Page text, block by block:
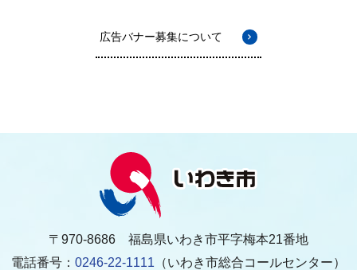
広告バナー募集について
〒970-8686 福島県いわき市平字梅本21番地
電話番号： 0246-22-1111 （いわき市総合コールセンター）